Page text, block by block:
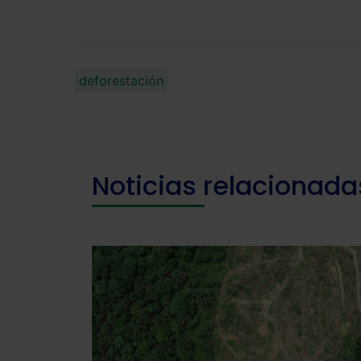
deforestación
Noticias